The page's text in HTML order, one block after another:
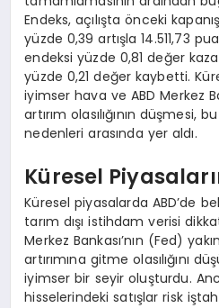
Endeks, açılışta önceki
yüzde 0,39 artışla 14.511,73
endeksi yüzde 0,81 değer
yüzde 0,21 değer kaybetti.
iyimser hava ve ABD Merkez
artırım olasılığının düşmesi,
nedenleri arasında yer aldı.
Küresel
Küresel piyasalarda ABD’de
tarım dışı istihdam verisi
Merkez Bankası’nın (Fed)
artırımına gitme olasılığını
iyimser bir seyir oluşturdu.
hisselerindeki satışlar risk